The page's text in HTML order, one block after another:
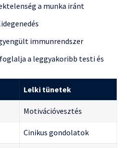
a munka iránt
immunrendszer
a leggyakoribb testi és
Lelki tünetek
Motivációvesztés
Cinikus gondolatok